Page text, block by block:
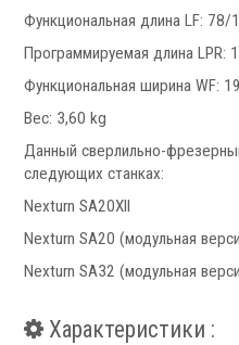
Мониторы УЦИ
Магнитные линейки
Функциональная длина LF:
Программируемая длина LPR:
Функциональная ширина WF:
Вес: 3,60 kg
Данный сверлильно-
следующих станках:
Nexturn SA20XII
Nexturn SA20 (модульная
Nexturn SA32 (модульная
Характеристики :